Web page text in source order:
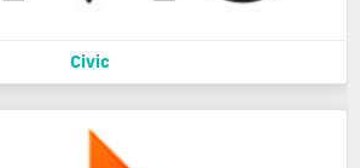
Civic